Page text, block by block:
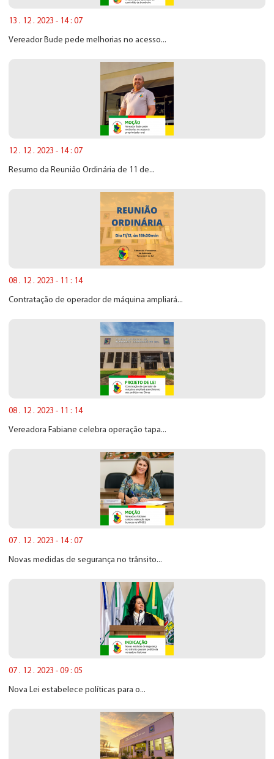
13 . 12 . 2023 - 14 : 07
Vereador Bude pede melhorias no acesso...
12 . 12 . 2023 - 14 : 07
Resumo da Reunião Ordinária de 11 de...
08 . 12 . 2023 - 11 : 14
Contratação de operador de máquina ampliará...
08 . 12 . 2023 - 11 : 14
Vereadora Fabiane celebra operação tapa...
07 . 12 . 2023 - 14 : 07
Novas medidas de segurança no trânsito...
07 . 12 . 2023 - 09 : 05
Nova Lei estabelece políticas para o...